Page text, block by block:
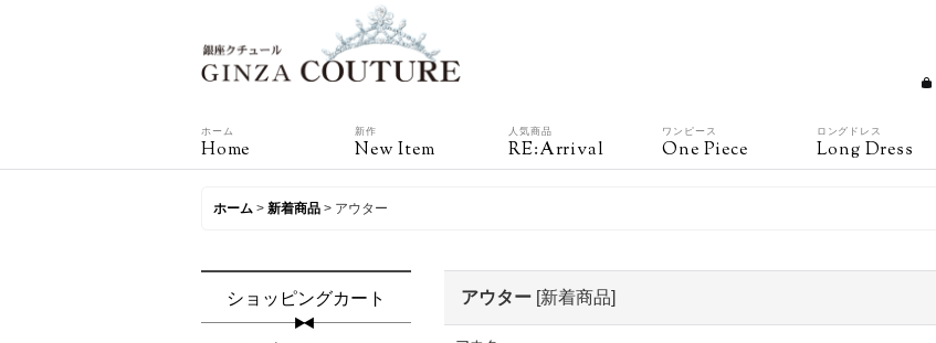
ホーム
Home
新作
New Item
人気商品
RE:Arrival
ワンピース
One Piece
ロングドレス
Long Dress
ホーム > 新着商品 > アウター
ショッピングカート アウター [新着商品]